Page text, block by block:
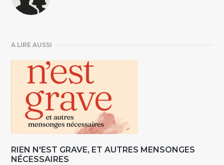
A LIRE AUSSI
RIEN N'EST GRAVE, ET AUTRES MENSONGES
NÉCESSAIRES